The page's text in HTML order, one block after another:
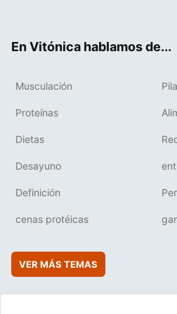
En Vitónica hablamos de...
Musculación
Proteínas
Dietas
Desayuno
Definición
cenas protéicas
VER MÁS TEMAS